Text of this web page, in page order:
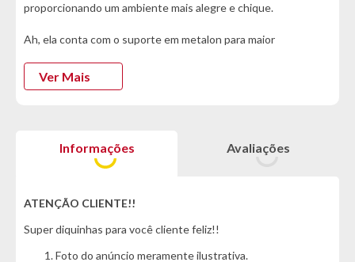
proporcionando um ambiente mais alegre e chique.
Ah, ela conta com o suporte em metalon para maior
Gostou? Garanta já o seu!
- Modelo: Ori
- Ambiente: Banheiro
- Pistache
Ver Mais
Informações Avaliações
ATENÇÃO CLIENTE!!
Super diquinhas para você cliente feliz!!
Foto do anúncio meramente ilustrativa.